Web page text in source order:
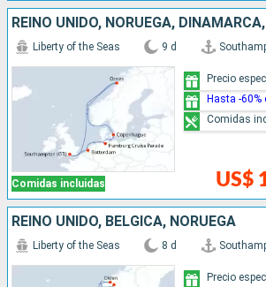
Comidas incluidas
Liberty of the Seas 9 d
US$
Precio
Hasta -60%
Comidas
REINO UNIDO, BÉLGICA, NORUEGA
Liberty of the Seas 8 d
Precio